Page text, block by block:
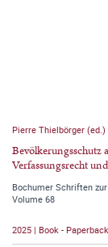
Pierre Thielbörger (ed.)
Bevölkerungsschutz
Verfassungsrecht
Bochumer Schriften
Volume 68
2025 | Book - Paperback